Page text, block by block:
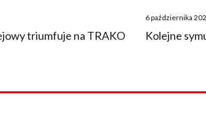
triumfuje na TRAKO
Posted
on
6 października
Kolejne